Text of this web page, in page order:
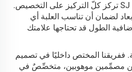
النقل. لكن شركة SJ LASHES تركز كلّ التركيز على التخصيص.
لضمان أن تناسب العلبة أي
الطول قد تحتاجها علامتك
ففريقنا المختص داخليًا في تصميم
من مصمِّمين موهوبين، متخصِّصٌ في